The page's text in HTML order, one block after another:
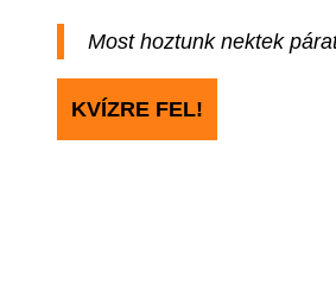
Most hoztunk nektek
KVÍZRE FEL!